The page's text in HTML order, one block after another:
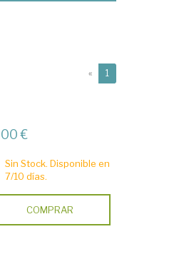
« 1
€
Sin Stock. Disponible en
7/10 días.
COMPRAR